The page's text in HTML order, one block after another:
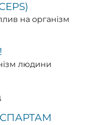
на організм
людини